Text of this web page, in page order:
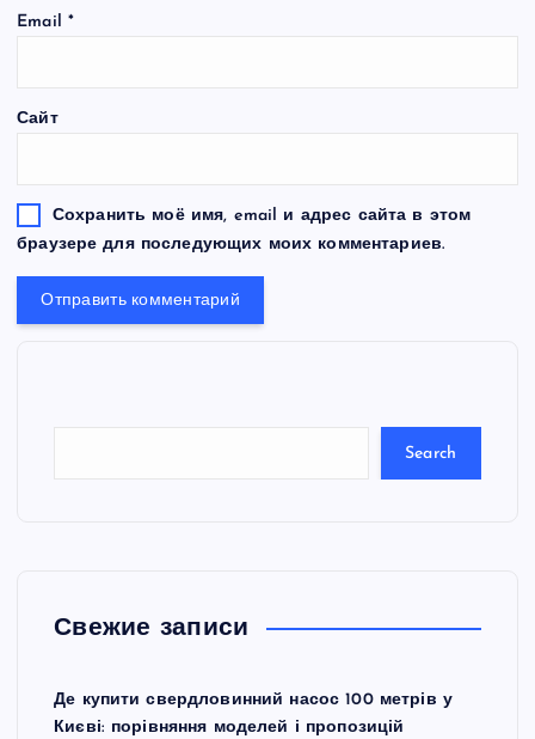
Email *
Сайт
Сохранить моё имя, email и адрес сайта в этом
браузере для последующих моих комментариев.
S
e
Search
Свежие записи
Де купити свердловинний насос 100 метрів у
Києві: порівняння моделей і пропозицій